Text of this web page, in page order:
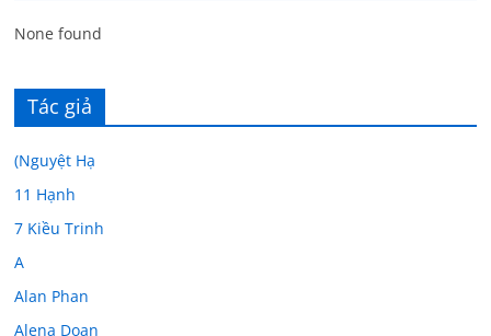
None found
Tác giả
(Nguyệt Hạ
11 Hạnh
7 Kiều Trinh
A
Alan Phan
Alena Doan